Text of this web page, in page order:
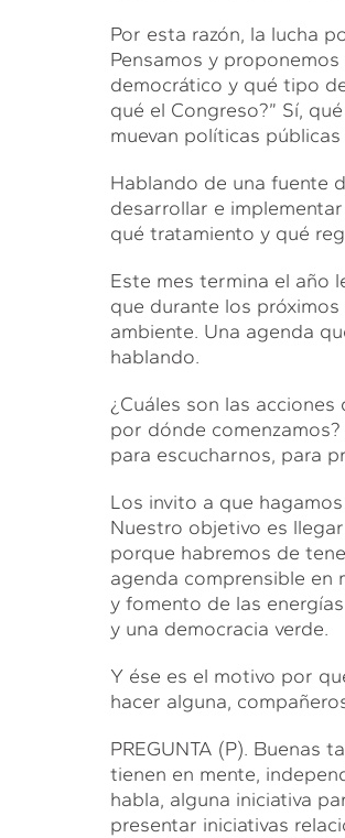
Por esta razón, la lucha
Pensamos y
democrático y qué tipo
qué el Congreso?” Sí,
muevan políticas
Hablando de una fuente
desarrollar e
qué tratamiento y qué
Este mes termina el año
que durante los
ambiente. Una agenda
hablando.
¿Cuáles son las
por dónde
para escucharnos, para
Los invito a que
Nuestro objetivo es
porque habremos de
agenda comprensible en
y fomento de las
y una democracia verde.
Y ése es el motivo por
hacer alguna,
PREGUNTA (P). Buenas
tienen en mente,
habla, alguna iniciativa
presentar iniciativas